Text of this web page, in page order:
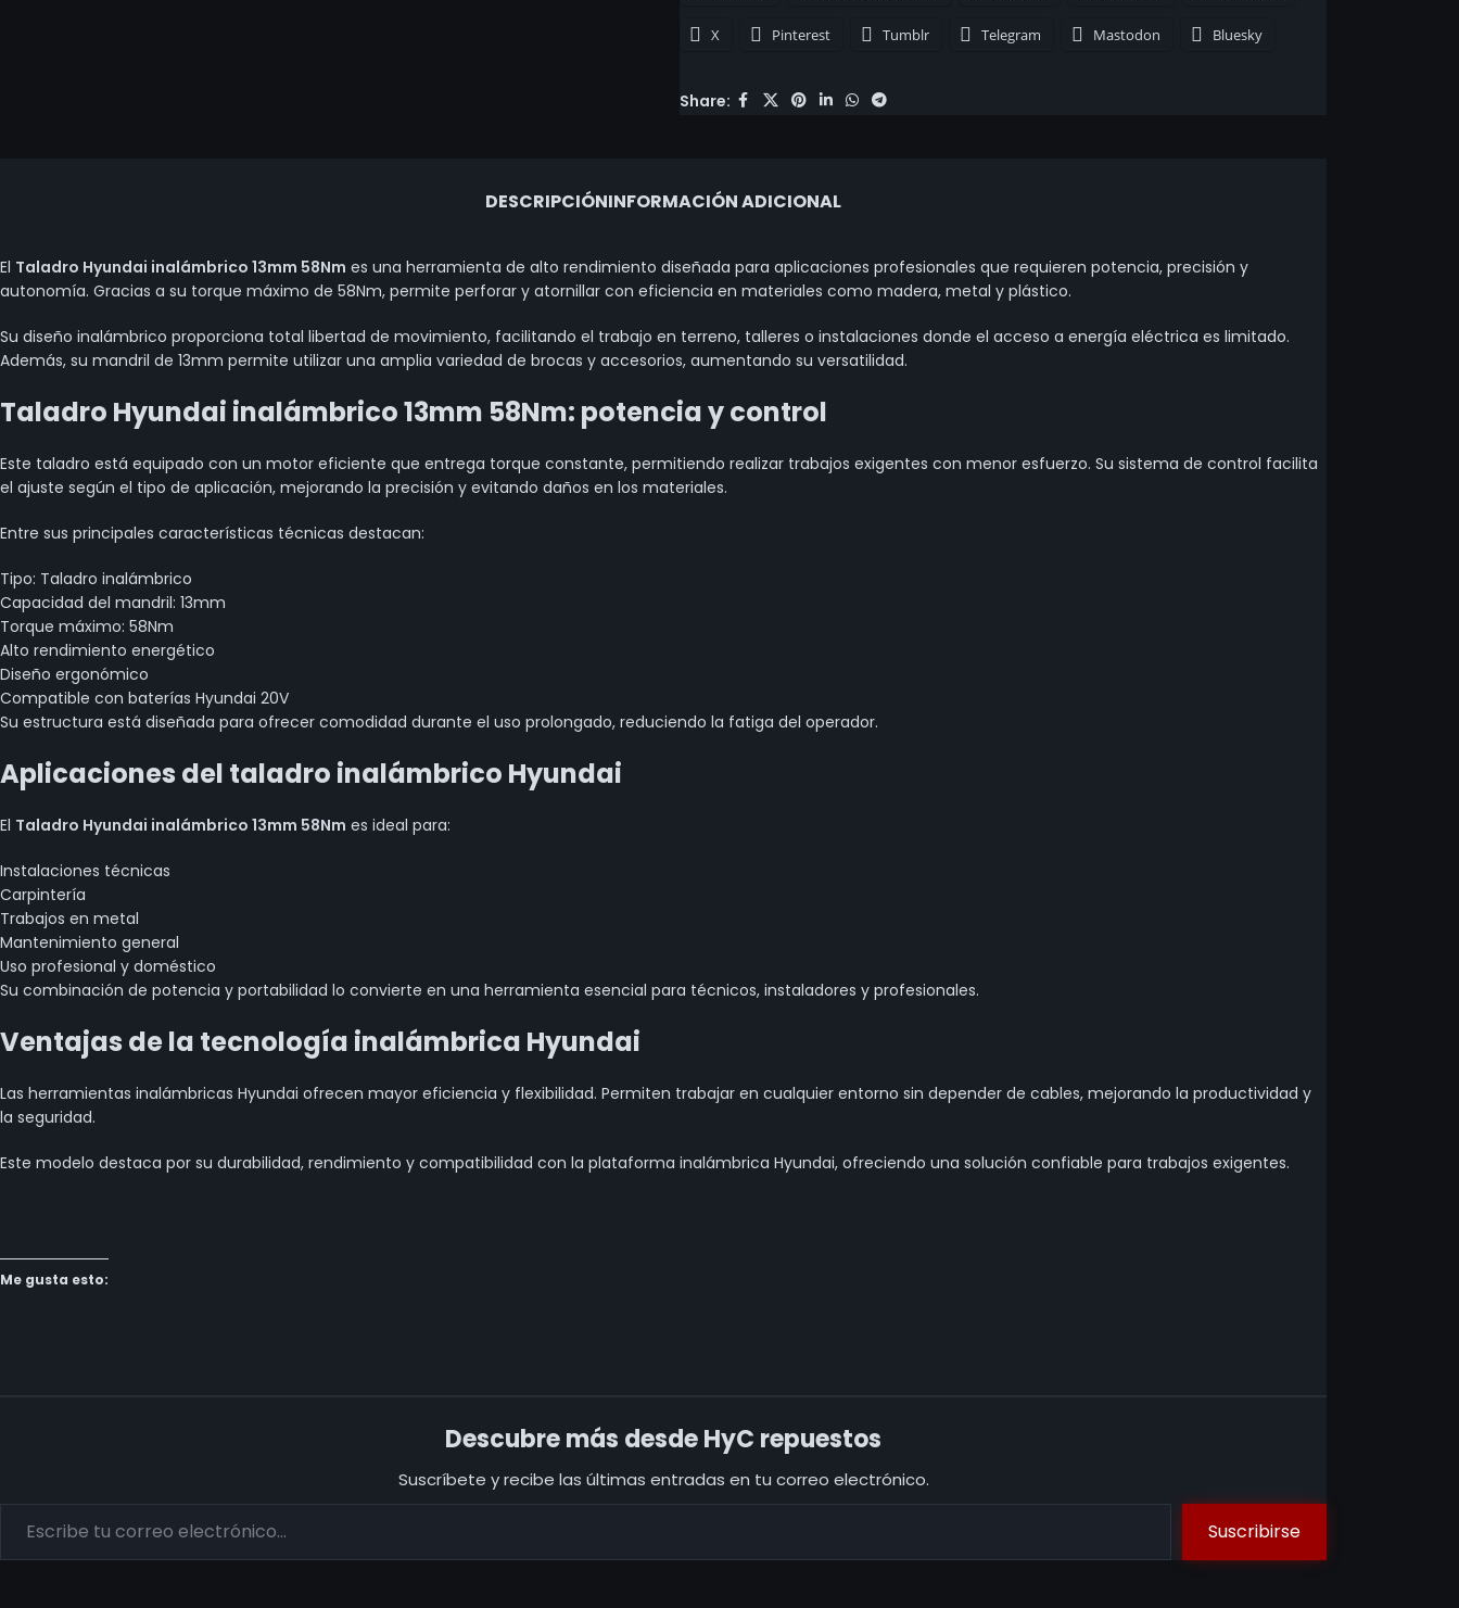
X Pinterest Tumblr Telegram Mastodon Bluesky
Share:
DESCRIPCIÓNINFORMACIÓN ADICIONAL
El Taladro Hyundai inalámbrico 13mm 58Nm es una herramienta de alto rendimiento diseñada para aplicaciones profesionales que requieren potencia, precisión y
autonomía. Gracias a su torque máximo de 58Nm, permite perforar y atornillar con eficiencia en materiales como madera, metal y plástico.
Su diseño inalámbrico proporciona total libertad de movimiento, facilitando el trabajo en terreno, talleres o instalaciones donde el acceso a energía eléctrica es limitado.
Además, su mandril de 13mm permite utilizar una amplia variedad de brocas y accesorios, aumentando su versatilidad.
Taladro Hyundai inalámbrico 13mm 58Nm: potencia y control
Este taladro está equipado con un motor eficiente que entrega torque constante, permitiendo realizar trabajos exigentes con menor esfuerzo. Su sistema de control facilita
el ajuste según el tipo de aplicación, mejorando la precisión y evitando daños en los materiales.
Entre sus principales características técnicas destacan:
Tipo: Taladro inalámbrico
Capacidad del mandril: 13mm
Torque máximo: 58Nm
Alto rendimiento energético
Diseño ergonómico
Compatible con baterías Hyundai 20V
Su estructura está diseñada para ofrecer comodidad durante el uso prolongado, reduciendo la fatiga del operador.
Aplicaciones del taladro inalámbrico Hyundai
El Taladro Hyundai inalámbrico 13mm 58Nm es ideal para:
Instalaciones técnicas
Carpintería
Trabajos en metal
Mantenimiento general
Uso profesional y doméstico
Su combinación de potencia y portabilidad lo convierte en una herramienta esencial para técnicos, instaladores y profesionales.
Ventajas de la tecnología inalámbrica Hyundai
Las herramientas inalámbricas Hyundai ofrecen mayor eficiencia y flexibilidad. Permiten trabajar en cualquier entorno sin depender de cables, mejorando la productividad y
la seguridad.
Este modelo destaca por su durabilidad, rendimiento y compatibilidad con la plataforma inalámbrica Hyundai, ofreciendo una solución confiable para trabajos exigentes.
Me gusta esto:
Descubre más desde HyC repuestos
Suscríbete y recibe las últimas entradas en tu correo electrónico.
Suscribirse